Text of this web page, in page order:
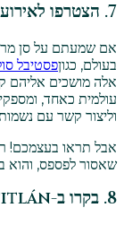
7. הצטרפו לאירועים משני חיים ולפסטיבלים ברמה עולמית
אם שמעתם על סן
בעולם, כגוןפסטיבל
אלה מושכים אליהם
עולמית כאחד,
וליצור קשר עם
שאסור לפספס, והוא
8. בקרו ב-Eagle’s Nest Atitlán